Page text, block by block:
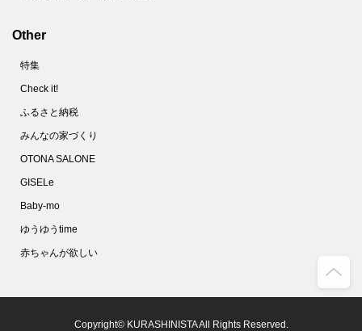
Other
特集
Check it!
ふるさと納税
みんなの家づくり
OTONA SALONE
GISELe
Baby-mo
ゆうゆうtime
赤ちゃんが欲しい
Copyright© KURASHINISTA All Rights Reserved.